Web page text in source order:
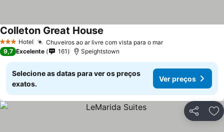
3 EstrelasHotel Chuveiros ao ar livre com vista para o mar
Colleton Great House
9,7 Excelente 161 Speightstown
Selecione as datas para ver os preços
exatos.
Ver preços
Partilhar